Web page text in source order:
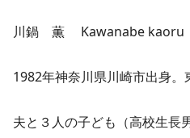
川鍋 薫 Kawanabe kaoru
1982年神奈川県川崎市出身。
夫と３人の子ども（高校生長